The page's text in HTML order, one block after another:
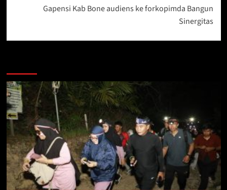
Gapensi Kab Bone audiens ke forkopimda Bangun
Sinergitas